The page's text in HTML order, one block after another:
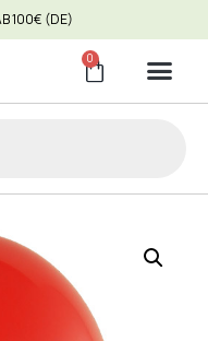
100€ (DE)
0